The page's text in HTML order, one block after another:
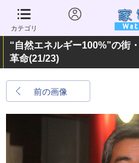
カテゴリ
“自然エネルギー100%”の街
革命(21/23)
前の画像